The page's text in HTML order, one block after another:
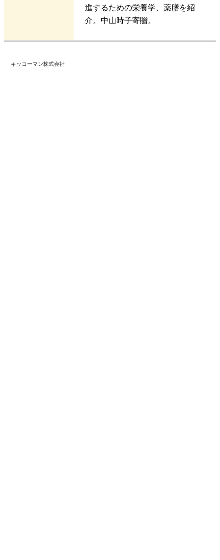
進するための栄養学、薬膳を紹
介。中山時子寄贈。
キッコーマン株式会社